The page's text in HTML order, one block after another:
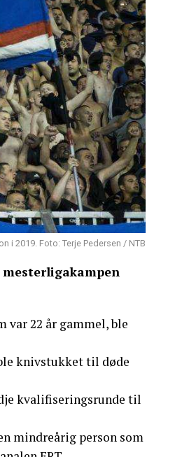
i 2019. Foto: Terje Pedersen / NTB
var 22 år gammel, ble
knivstukket til døde
kvalifiseringsrunde til
mindreårig person som